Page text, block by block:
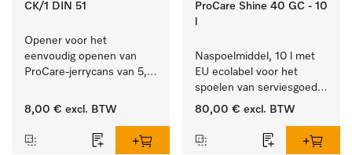
CK/1 DIN 51
Opener voor het
eenvoudig openen van
ProCare-jerrycans van 5,
8,00 € excl. BTW
ProCare Shine 40 GC - 10
Naspoelmiddel, 10 l met
EU ecolabel voor het
spoelen van serviesgoed,
bestek en glazen.
80,00 € excl. BTW